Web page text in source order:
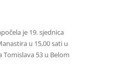
je 19. sjednica
u 15,00 sati u
Tomislava 53 u Belom